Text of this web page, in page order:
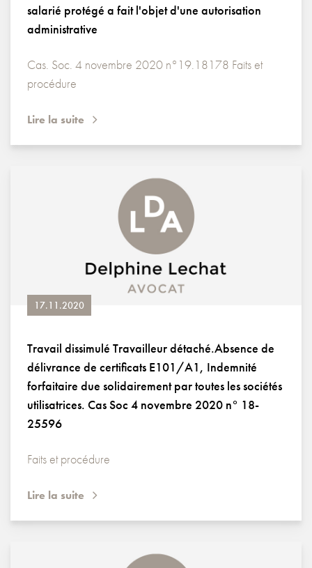
salarié protégé a fait l'objet d'une autorisation
administrative
Cas. Soc. 4 novembre 2020 n°19.18178 Faits et
procédure
Lire la suite
17.11.2020
Travail dissimulé Travailleur détaché.Absence de
délivrance de certificats E101/A1, Indemnité
forfaitaire due solidairement par toutes les sociétés
utilisatrices. Cas Soc 4 novembre 2020 n° 18-
25596
Faits et procédure
Lire la suite